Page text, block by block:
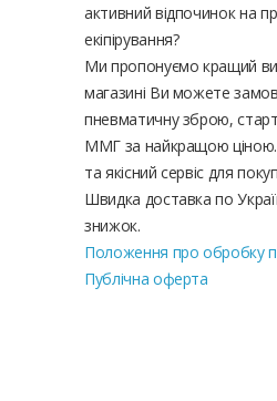
активний відпочинок на
екіпірування?
Ми пропонуємо кращий
магазині Ви можете
пневматичну зброю,
ММГ за найкращою ціною.
та якісний сервіс для
Швидка доставка по
знижок.
Положення про обробку
Публічна оферта